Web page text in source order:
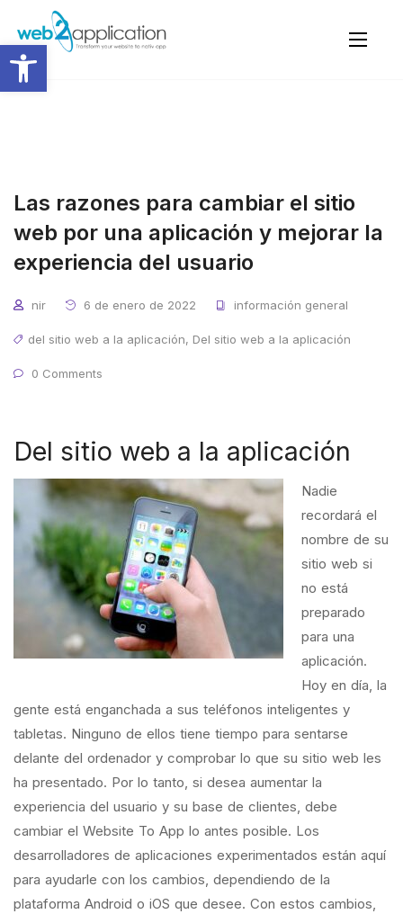
Las razones para cambiar el sitio
web por una aplicación y mejorar la
experiencia del usuario
nir 6 de enero de 2022 información general
del sitio web a la aplicación, Del sitio web a la aplicación
0 Comments
Del sitio web a la aplicación
Nadie
recordará el
nombre de su
sitio web si
no está
preparado
para una
aplicación.
Hoy en día, la
gente está enganchada a sus teléfonos inteligentes y
tabletas. Ninguno de ellos tiene tiempo para sentarse
delante del ordenador y comprobar lo que su sitio web les
ha presentado. Por lo tanto, si desea aumentar la
experiencia del usuario y su base de clientes, debe
cambiar el Website To App lo antes posible. Los
desarrolladores de aplicaciones experimentados están aquí
para ayudarle con los cambios, dependiendo de la
plataforma Android o iOS que desee. Con estos cambios,
Abrir barra de herramientas